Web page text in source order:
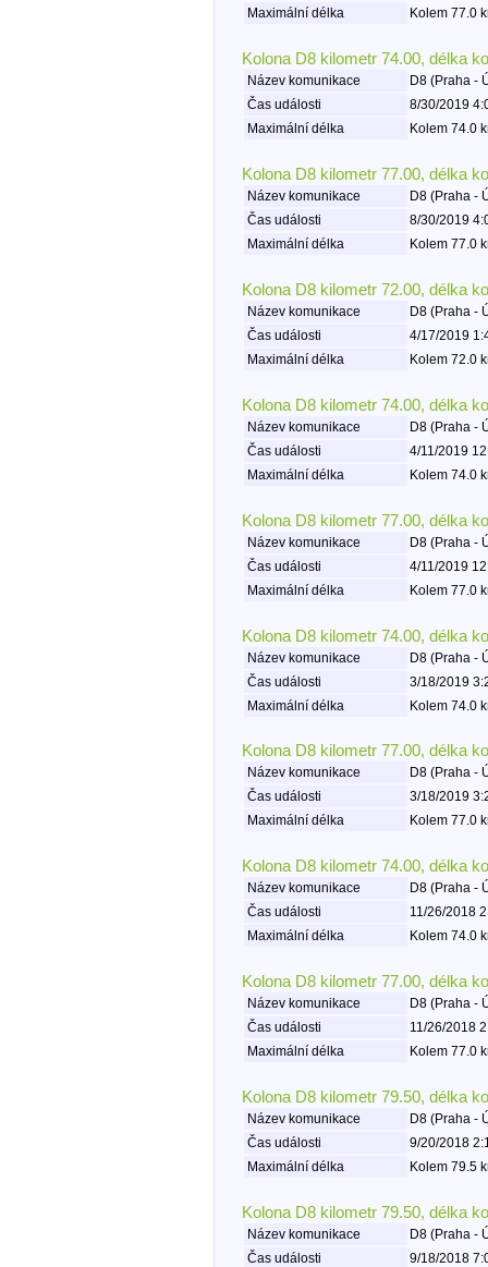
Maximální délka Kolem 77.0
Kolona D8 kilometr 74.00, délka
Název komunikace
D8 (Praha -
Čas události
8/30/2019
Maximální délka
Kolem 74.0
Kolona D8 kilometr 77.00, délka
Název komunikace
D8 (Praha -
Čas události
8/30/2019
Maximální délka
Kolem 77.0
Kolona D8 kilometr 72.00, délka
Název komunikace
D8 (Praha -
Čas události
4/17/2019
Maximální délka
Kolem 72.0
Kolona D8 kilometr 74.00, délka
Název komunikace
D8 (Praha -
Čas události
4/11/2019
Maximální délka
Kolem 74.0
Kolona D8 kilometr 77.00, délka
Název komunikace
D8 (Praha -
Čas události
4/11/2019
Maximální délka
Kolem 77.0
Kolona D8 kilometr 74.00, délka
Název komunikace
D8 (Praha -
Čas události
3/18/2019
Maximální délka
Kolem 74.0
Kolona D8 kilometr 77.00, délka
Název komunikace
D8 (Praha -
Čas události
3/18/2019
Maximální délka
Kolem 77.0
Kolona D8 kilometr 74.00, délka
Název komunikace
D8 (Praha -
Čas události
11/26/2018
Maximální délka
Kolem 74.0
Kolona D8 kilometr 77.00, délka
Název komunikace
D8 (Praha -
Čas události
11/26/2018
Maximální délka
Kolem 77.0
Kolona D8 kilometr 79.50, délka
Název komunikace
D8 (Praha -
Čas události
9/20/2018
Maximální délka
Kolem 79.5
Kolona D8 kilometr 79.50, délka
Název komunikace
D8 (Praha -
Čas události
9/18/2018